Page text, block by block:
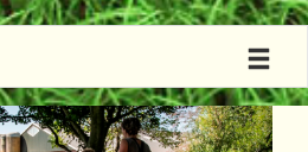
Toggle
Next